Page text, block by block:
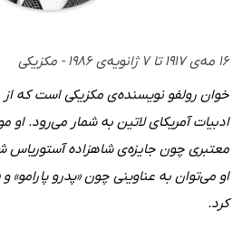
۱۶ مه‌ی ۱۹۱۷ تا ۷ ژانویه‌ی ۱۹۸۶ - مکزیکی
خوان رولفو نویسنده‌ی مکزیکی است که
ادبیات آمریکای لاتین به شمار می‌رود.
معتبری چون جایزه‌ی شاهزاده آستوریاس
او می‌توان به عناوینی چون «پدرو پارامو» و
کرد.